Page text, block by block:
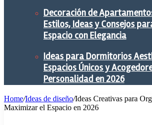
Decoración de
Estilos, Ideas y Consejos
Espacio con Elegancia
Ideas para Dormitorios
Espacios Únicos y
Personalidad en 2026
Home/Ideas de diseño/Ideas Creativas para
Maximizar el Espacio en 2026